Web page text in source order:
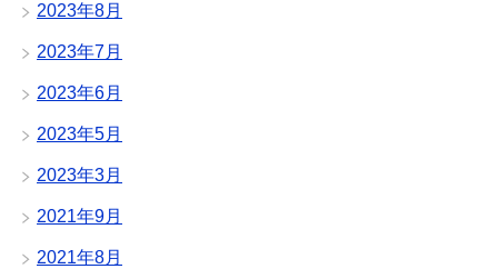
2023年8月
2023年7月
2023年6月
2023年5月
2023年3月
2021年9月
2021年8月